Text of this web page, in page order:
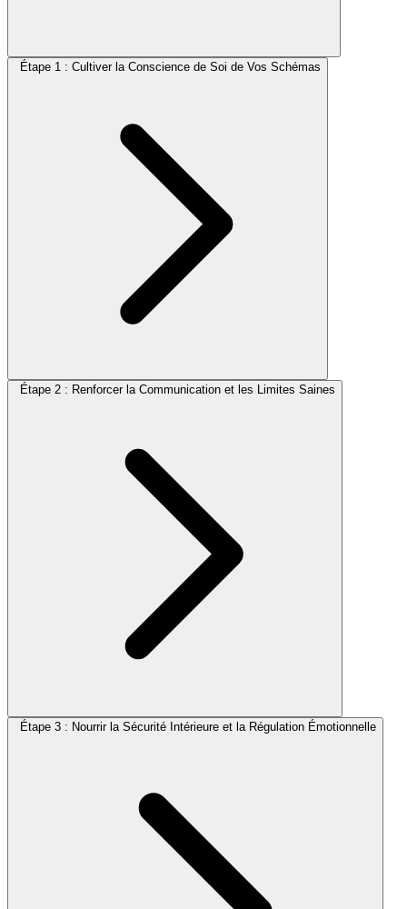
Étape 1 : Cultiver la Conscience de Soi de Vos Schémas
Étape 2 : Renforcer la Communication et les Limites Saines
Étape 3 : Nourrir la Sécurité Intérieure et la Régulation Émotionnelle